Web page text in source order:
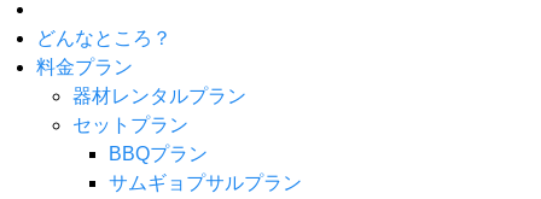
どんなところ？
料金プラン
器材レンタルプラン
セットプラン
BBQプラン
サムギョプサルプラン